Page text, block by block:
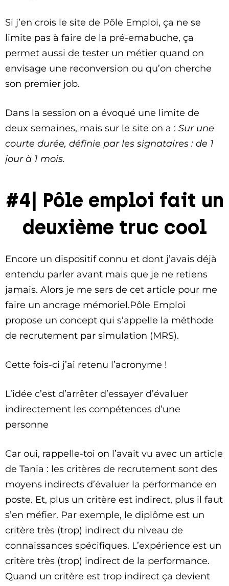
Si j’en crois le site de Pôle Emploi, ça ne se
limite pas à faire de la pré-emabuche, ça
permet aussi de tester un métier quand on
envisage une reconversion ou qu’on cherche
son premier job.
Dans la session on a évoqué une limite de
deux semaines, mais sur le site on a : ‌Sur une
courte durée, définie par les signataires : de 1
jour à 1 mois.
#4| Pôle emploi fait un
deuxième truc cool
Encore un dispositif connu et dont j’avais déjà
entendu parler avant mais que je ne retiens
jamais. Alors je me sers de cet article pour me
faire un ancrage mémoriel.Pôle Emploi
propose un concept qui s’appelle la méthode
de recrutement par simulation (MRS).
Cette fois-ci j’ai retenu l’acronyme !
L’idée c’est d’arrêter d’essayer d’évaluer
indirectement les compétences d’une
personne
Car oui, rappelle-toi on l’avait vu avec un article
de Tania : les critères de recrutement sont des
moyens indirects d’évaluer la performance en
poste. Et, plus un critère est indirect, plus il faut
s’en méfier. Par exemple, le diplôme est un
critère très (trop) indirect du niveau de
connaissances spécifiques. L’expérience est un
critère très (trop) indirect de la performance.
Quand un critère est trop indirect ça devient